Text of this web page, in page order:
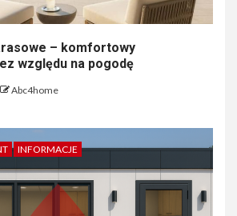
– komfortowy
względu na pogodę
Abc4home
INFORMACJE